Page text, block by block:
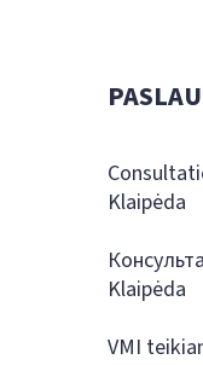
Klaipėda
Klaipėda
VMI